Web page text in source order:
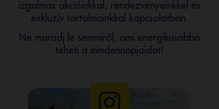
izgalmas akcióinkkal, rendezvényeinkkel és
exkluzív tartalmainkkal kapcsolatban.
Ne maradj le semmiről, ami energikusabbá
teheti a mindennapjaidat!